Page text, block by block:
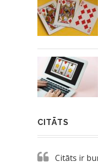
CITĀTS
Citāts ir